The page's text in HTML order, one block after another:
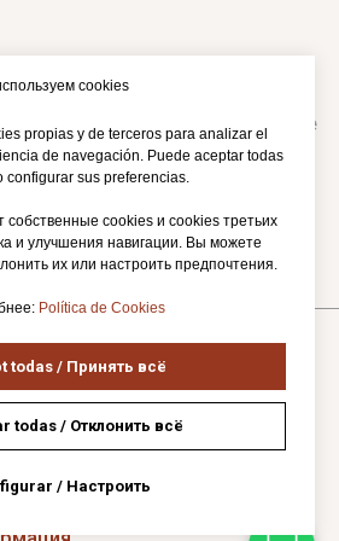
cookies
propias y de terceros para analizar el
de navegación. Puede aceptar todas
sus preferencias.
собственные cookies и cookies третьих
и улучшения навигации. Вы можете
их или настроить предпочтения.
Política de Cookies
todas / Принять всё
todas / Отклонить всё
/ Настроить